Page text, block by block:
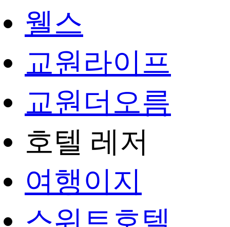
웰스
교원라이프
교원더오름
호텔 레저
여행이지